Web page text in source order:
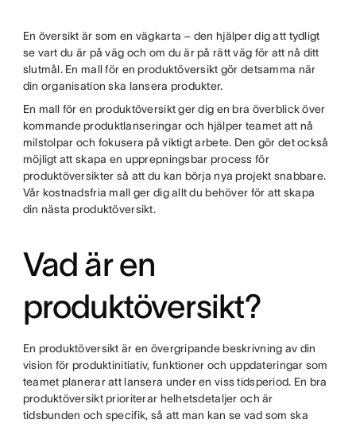
En översikt är som en vägkarta – den hjälper dig att tydligt
se vart du är på väg och om du är på rätt väg för att nå ditt
slutmål. En mall för en produktöversikt gör detsamma när
din organisation ska lansera produkter.
En mall för en produktöversikt ger dig en bra överblick över
kommande produktlanseringar och hjälper teamet att nå
milstolpar och fokusera på viktigt arbete. Den gör det också
möjligt att skapa en upprepningsbar process för
produktöversikter så att du kan börja nya projekt snabbare.
Vår kostnadsfria mall ger dig allt du behöver för att skapa
din nästa produktöversikt.
Vad är en
produktöversikt?
En produktöversikt är en övergripande beskrivning av din
vision för produktinitiativ, funktioner och uppdateringar som
teamet planerar att lansera under en viss tidsperiod. En bra
produktöversikt prioriterar helhetsdetaljer och är
tidsbunden och specifik, så att man kan se vad som ska